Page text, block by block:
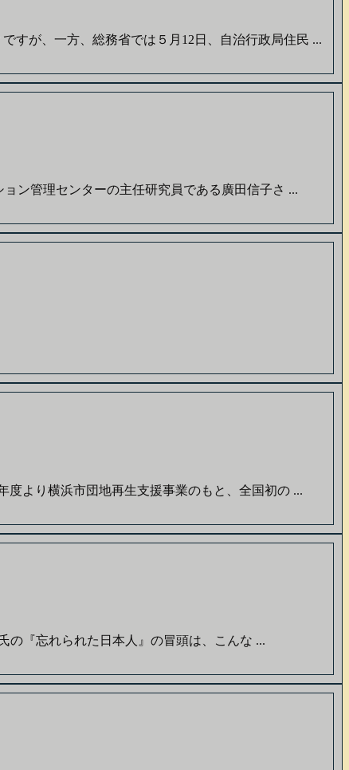
すが、一方、総務省では５月12日、自治行政局住民 ...
ン管理センターの主任研究員である廣田信子さ ...
より横浜市団地再生支援事業のもと、全国初の ...
の『忘れられた日本人』の冒頭は、こんな ...